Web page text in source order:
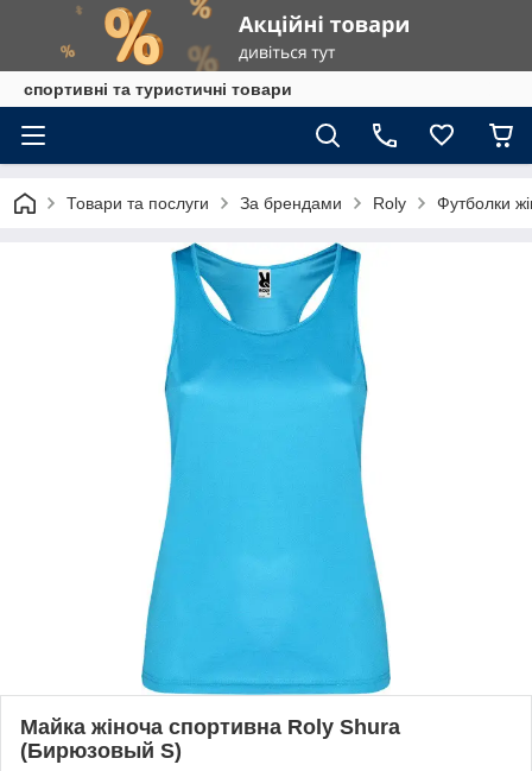
спортивні та туристичні товари
Товари та послуги За брендами Roly Футболки
Майка жіноча спортивна Roly Shura
(Бирюзовый S)